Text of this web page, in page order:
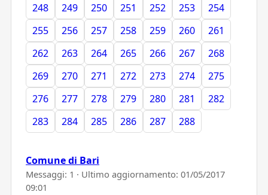
248
249 250 251 252 253
254
255
256 257 258 259 260
261
262
263 264 265 266 267
268
269
270 271 272 273 274
275
276
277 278 279 280 281
282
283
284 285 286 287 288
Comune di Bari
Messaggi: 1 · Ultimo aggiornamento: 01/05/2017
09:01